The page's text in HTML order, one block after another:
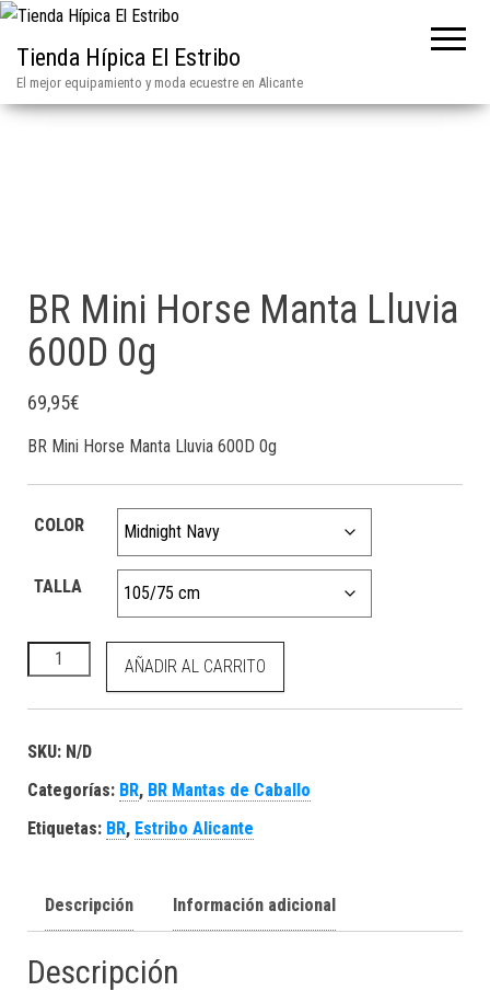
Tienda Hípica El Estribo
El mejor equipamiento y moda ecuestre en Alicante
BR Mini Horse Manta Lluvia
600D 0g
69,95€
BR Mini Horse Manta Lluvia 600D 0g
COLOR
TALLA
BR Mini Horse Manta Lluvia 600D 0g cantidad
AÑADIR AL CARRITO
SKU: N/D
Categorías: BR, BR Mantas de Caballo
Etiquetas: BR, Estribo Alicante
Descripción Información adicional
Descripción